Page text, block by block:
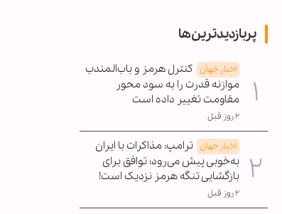
پربازدیدترین‌ها
اخبار جهان کنترل هرمز و باب‌المندب
موازنه قدرت را به سود محور
مقاومت تغییر داده است
۲ روز قبل
اخبار جهان ترامپ: مذاکرات با ایران
به‌خوبی پیش می‌رود؛ توافق برای
بازگشایی تنگه هرمز نزدیک است!
۲ روز قبل